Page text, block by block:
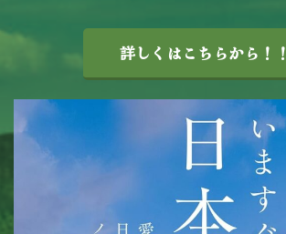
詳しくはこちらから！！